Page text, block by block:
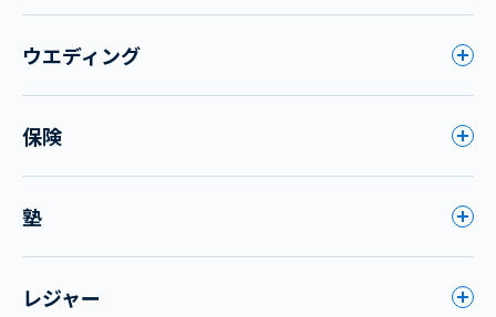
ウエディング
保険
塾
レジャー